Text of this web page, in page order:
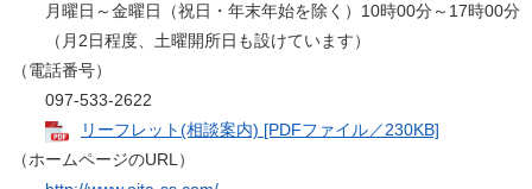
月曜日～金曜日（祝日・年末年始を除く）10時00分～17時00分
（月2日程度、土曜開所日も設けています）
（電話番号）
097-533-2622
リーフレット(相談案内) [PDFファイル／230KB]
（ホームページのURL）